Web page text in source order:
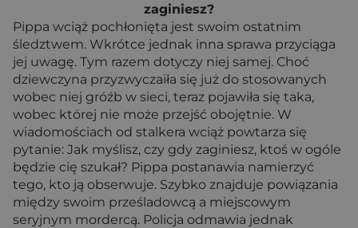
zaginiesz?
Pippa wciąż pochłonięta jest swoim ostatnim
śledztwem. Wkrótce jednak inna sprawa przyciąga
jej uwagę. Tym razem dotyczy niej samej. Choć
dziewczyna przyzwyczaiła się już do stosowanych
wobec niej gróźb w sieci, teraz pojawiła się taka,
wobec której nie może przejść obojętnie. W
wiadomościach od stalkera wciąż powtarza się
pytanie: Jak myślisz, czy gdy zaginiesz, ktoś w ogóle
będzie cię szukał? Pippa postanawia namierzyć
tego, kto ją obserwuje. Szybko znajduje powiązania
między swoim prześladowcą a miejscowym
seryjnym mordercą. Policja odmawia jednak